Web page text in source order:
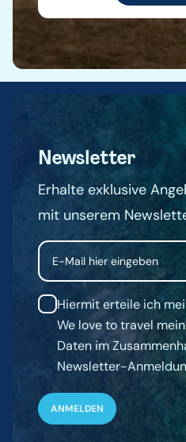
Newsletter
Erhalte exklusive
mit unserem
Email
Hiermit erteile ich
We love to travel
Daten im
Newsletter-